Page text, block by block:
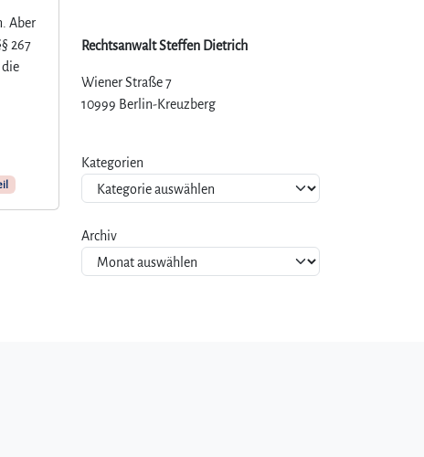
Aber
267
Rechtsanwalt Steffen Dietrich
Wiener Straße 7
10999 Berlin-Kreuzberg
Kategorien
Archiv